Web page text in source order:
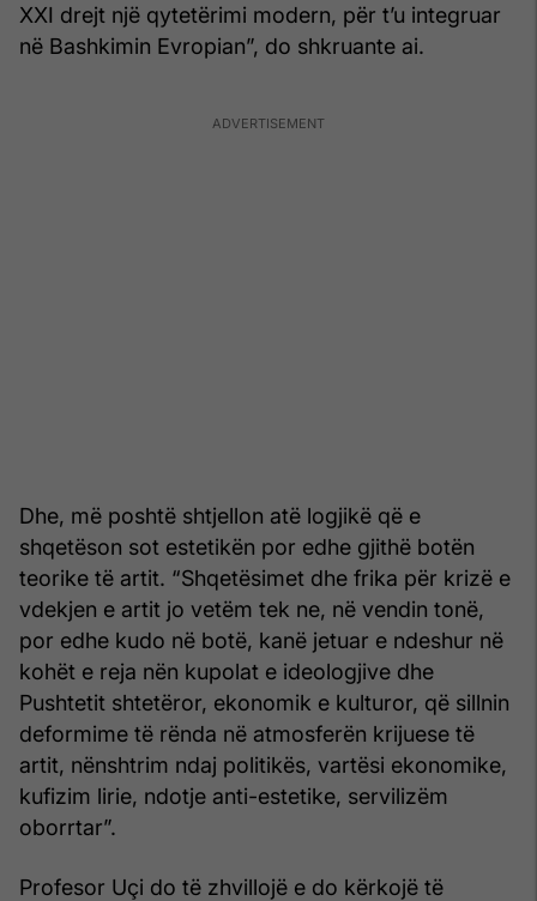
XXI drejt një qytetërimi modern, për t’u integruar
në Bashkimin Evropian”, do shkruante ai.
Dhe, më poshtë shtjellon atë logjikë që e
shqetëson sot estetikën por edhe gjithë botën
teorike të artit. “Shqetësimet dhe frika për krizë e
vdekjen e artit jo vetëm tek ne, në vendin tonë,
por edhe kudo në botë, kanë jetuar e ndeshur në
kohët e reja nën kupolat e ideologjive dhe
Pushtetit shtetëror, ekonomik e kulturor, që sillnin
deformime të rënda në atmosferën krijuese të
artit, nënshtrim ndaj politikës, vartësi ekonomike,
kufizim lirie, ndotje anti-estetike, servilizëm
oborrtar”.
Profesor Uçi do të zhvillojë e do kërkojë të